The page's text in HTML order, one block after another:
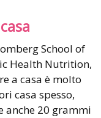
School of
Health Nutrition,
a casa è molto
casa spesso,
anche 20 grammi